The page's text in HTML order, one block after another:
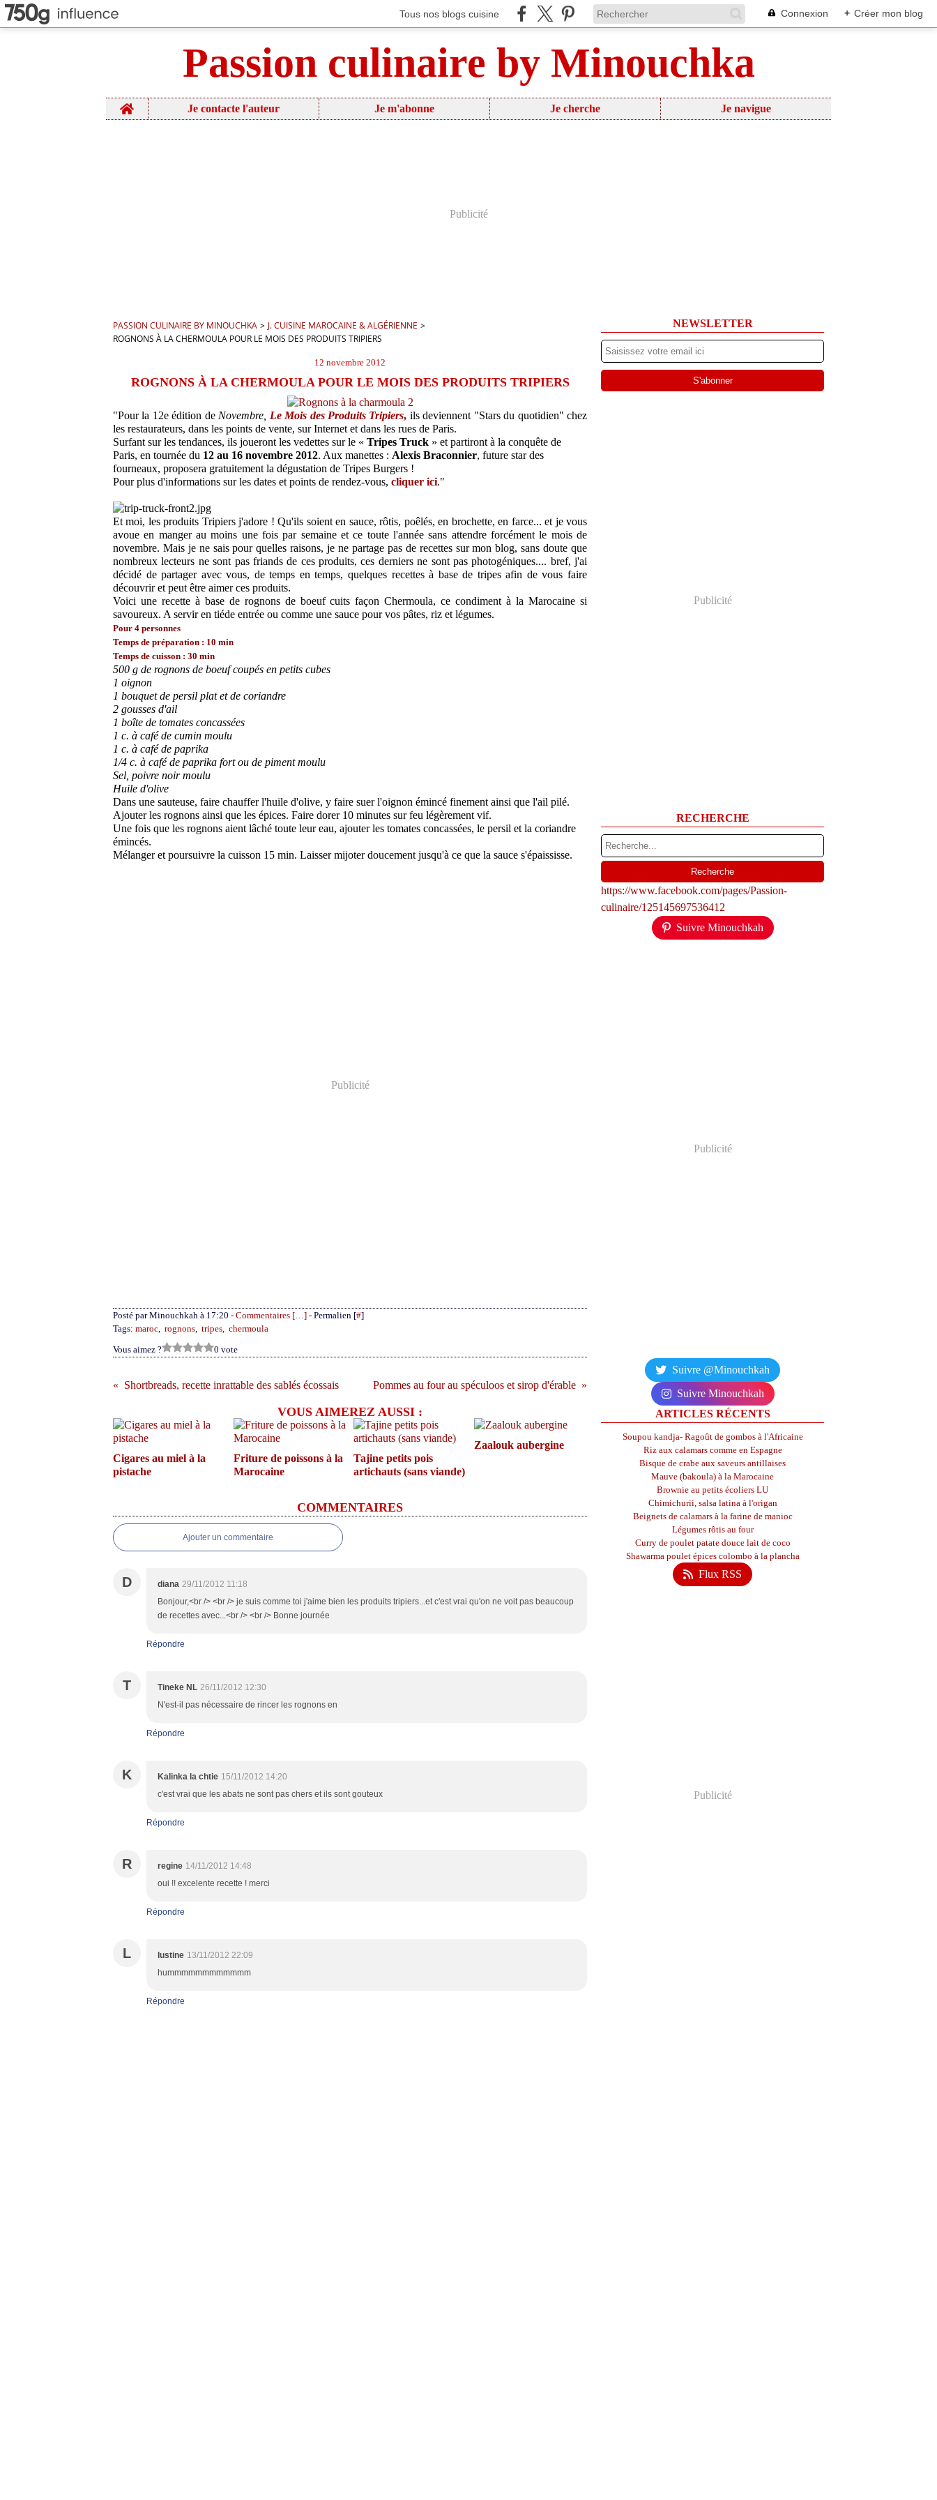
Tous nos blogs cuisine Connexion + Créer mon blog
Passion culinaire by Minouchka
Home Je contacte l'auteur Je m'abonne Je cherche Je navigue
Publicité
PASSION CULINAIRE BY MINOUCHKA > J. CUISINE MAROCAINE & ALGÉRIENNE >
ROGNONS À LA CHERMOULA POUR LE MOIS DES PRODUITS TRIPIERS
12 novembre 2012
ROGNONS À LA CHERMOULA POUR LE MOIS DES PRODUITS TRIPIERS
"Pour la 12eédition de Novembre, Le Mois des Produits Tripiers, ils deviennent "Stars du quotidien" chez
les restaurateurs, dans les points de vente, sur Internet et dans les rues de Paris.
Surfant sur les tendances, ils joueront les vedettes sur le « Tripes Truck » et partiront à la conquête de
Paris, en tournée du 12 au 16 novembre 2012. Aux manettes : Alexis Braconnier, future star des
fourneaux, proposera gratuitement la dégustation de Tripes Burgers !
Pour plus d'informations sur les dates et points de rendez-vous, cliquer ici."
Et moi, les produits Tripiers j'adore ! Qu'ils soient en sauce, rôtis, poêlés, en brochette, en farce... et je vous
avoue en manger au moins une fois par semaine et ce toute l'année sans attendre forcément le mois de
novembre. Mais je ne sais pour quelles raisons, je ne partage pas de recettes sur mon blog, sans doute que
nombreux lecteurs ne sont pas friands de ces produits, ces derniers ne sont pas photogéniques.... bref, j'ai
décidé de partager avec vous, de temps en temps, quelques recettes à base de tripes afin de vous faire
découvrir et peut être aimer ces produits.
Voici une recette à base de rognons de boeuf cuits façon Chermoula, ce condiment à la Marocaine si
savoureux. A servir en tiéde entrée ou comme une sauce pour vos pâtes, riz et légumes.
Pour 4 personnes
Temps de préparation : 10 min
Temps de cuisson : 30 min
500 g de rognons de boeuf coupés en petits cubes
1 oignon
1 bouquet de persil plat et de coriandre
2 gousses d'ail
1 boîte de tomates concassées
1 c. à café de cumin moulu
1 c. à café de paprika
1/4 c. à café de paprika fort ou de piment moulu
Sel, poivre noir moulu
Huile d'olive
Dans une sauteuse, faire chauffer l'huile d'olive, y faire suer l'oignon émincé finement ainsi que l'ail pilé.
Ajouter les rognons ainsi que les épices. Faire dorer 10 minutes sur feu légèrement vif.
Une fois que les rognons aient lâché toute leur eau, ajouter les tomates concassées, le persil et la coriandre
émincés.
Mélanger et poursuivre la cuisson 15 min. Laisser mijoter doucement jusqu'à ce que la sauce s'épaississe.
Publicité
Posté par Minouchkah à 17:20 - Commentaires […] - Permalien [#]
Tags: maroc, rognons, tripes, chermoula
Vous aimez ?
0 vote
Shortbreads, recette inrattable des sablés écossais Pommes au four au spéculoos et sirop d'érable
VOUS AIMEREZ AUSSI :
Cigares au miel à la
pistache
Friture de poissons à la
Marocaine
Tajine petits pois
artichauts (sans viande)
Zaalouk aubergine
COMMENTAIRES
Ajouter un commentaire
D diana 29/11/2012 11:18
Bonjour,<br /> <br /> je suis comme toi j'aime bien les produits tripiers...et c'est vrai qu'on ne voit pas beaucoup
de recettes avec...<br /> <br /> Bonne journée
Répondre
T Tineke NL 26/11/2012 12:30
N'est-il pas nécessaire de rincer les rognons en
Répondre
K Kalinka la chtie 15/11/2012 14:20
c'est vrai que les abats ne sont pas chers et ils sont gouteux
Répondre
R regine 14/11/2012 14:48
oui !! excelente recette ! merci
Répondre
L lustine 13/11/2012 22:09
hummmmmmmmmmmm
Répondre
NEWSLETTER
Publicité
RECHERCHE
https://www.facebook.com/pages/Passion-
culinaire/125145697536412
Suivre Minouchkah
Publicité
Suivre @Minouchkah
Suivre Minouchkah
ARTICLES RÉCENTS
Soupou kandja- Ragoût de gombos à l'Africaine
Riz aux calamars comme en Espagne
Bisque de crabe aux saveurs antillaises
Mauve (bakoula) à la Marocaine
Brownie au petits écoliers LU
Chimichurii, salsa latina à l'origan
Beignets de calamars à la farine de manioc
Légumes rôtis au four
Curry de poulet patate douce lait de coco
Shawarma poulet épices colombo à la plancha
Flux RSS
Publicité